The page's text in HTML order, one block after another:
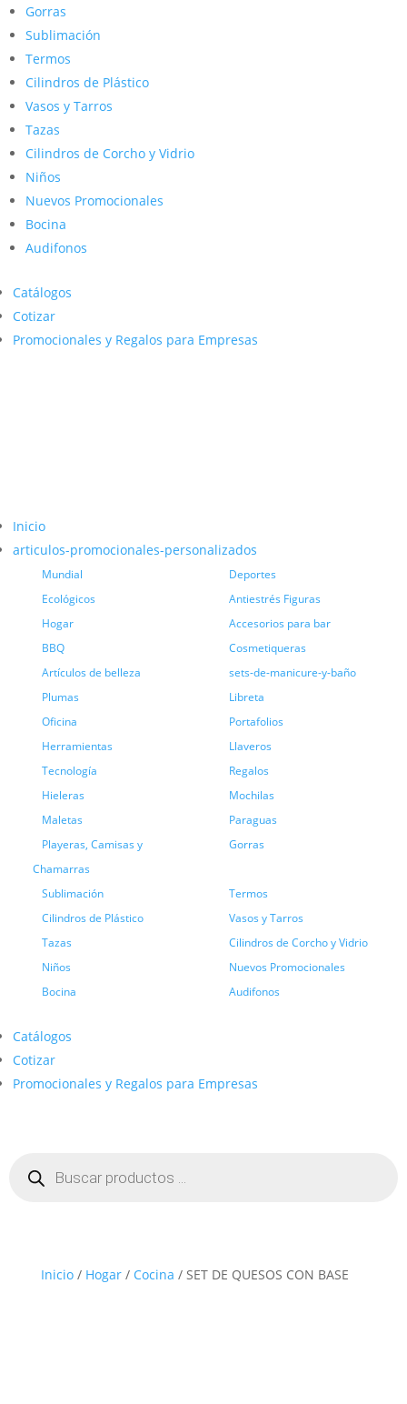
Gorras
Sublimación
Termos
Cilindros de Plástico
Vasos y Tarros
Tazas
Cilindros de Corcho y Vidrio
Niños
Nuevos Promocionales
Bocina
Audifonos
Catálogos
Cotizar
Promocionales y Regalos para Empresas
Inicio
articulos-promocionales-personalizados
Mundial
Deportes
Ecológicos
Antiestrés Figuras
Hogar
Accesorios para bar
BBQ
Cosmetiqueras
Artículos de belleza
sets-de-manicure-y-baño
Plumas
Libreta
Oficina
Portafolios
Herramientas
Llaveros
Tecnología
Regalos
Hieleras
Mochilas
Maletas
Paraguas
Playeras, Camisas y
Chamarras
Gorras
Sublimación
Termos
Cilindros de Plástico
Vasos y Tarros
Tazas
Cilindros de Corcho y Vidrio
Niños
Nuevos Promocionales
Bocina
Audifonos
Catálogos
Cotizar
Promocionales y Regalos para Empresas
productos
Inicio/ Hogar/ Cocina / SET DE QUESOS CON BASE